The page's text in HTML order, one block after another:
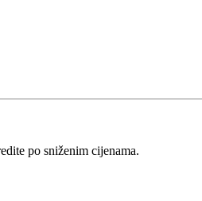
po sniženim cijenama.